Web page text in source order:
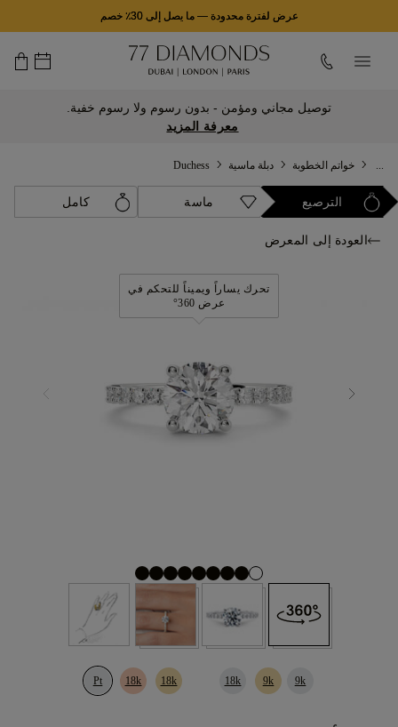
عرض لفترة محدودة —ما يصل إلى 30٪ خصم
توصيل مجاني ومؤمن - بدون رسوم ولا رسوم خفية.
معرفة المزيد
خواتم الخطوبة دبلة ماسية Duchess
الترصيع ماسة كامل
العودة إلى المعرض
تحرك يساراً ويميناً للتحكم في
عرض 360°
9k
9k
18k
18k
18k
Pt